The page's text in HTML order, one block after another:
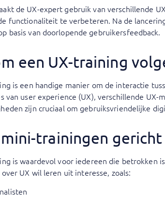
de UX-expert gebruik van verschillende
functionaliteit te verbeteren. Na de
basis van doorlopende gebruikersfeedback.
een UX-training
is een handige manier om de interactie
van user experience (UX), verschillende
zijn cruciaal om gebruiksvriendelijke
trainingen gericht
is waardevol voor iedereen die
UX wil leren uit interesse, zoals: